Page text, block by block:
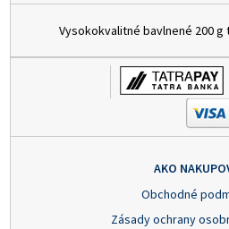
Vysokokvalitné bavlnené 200 g
AKO
Obchodné
Zásady ochrany